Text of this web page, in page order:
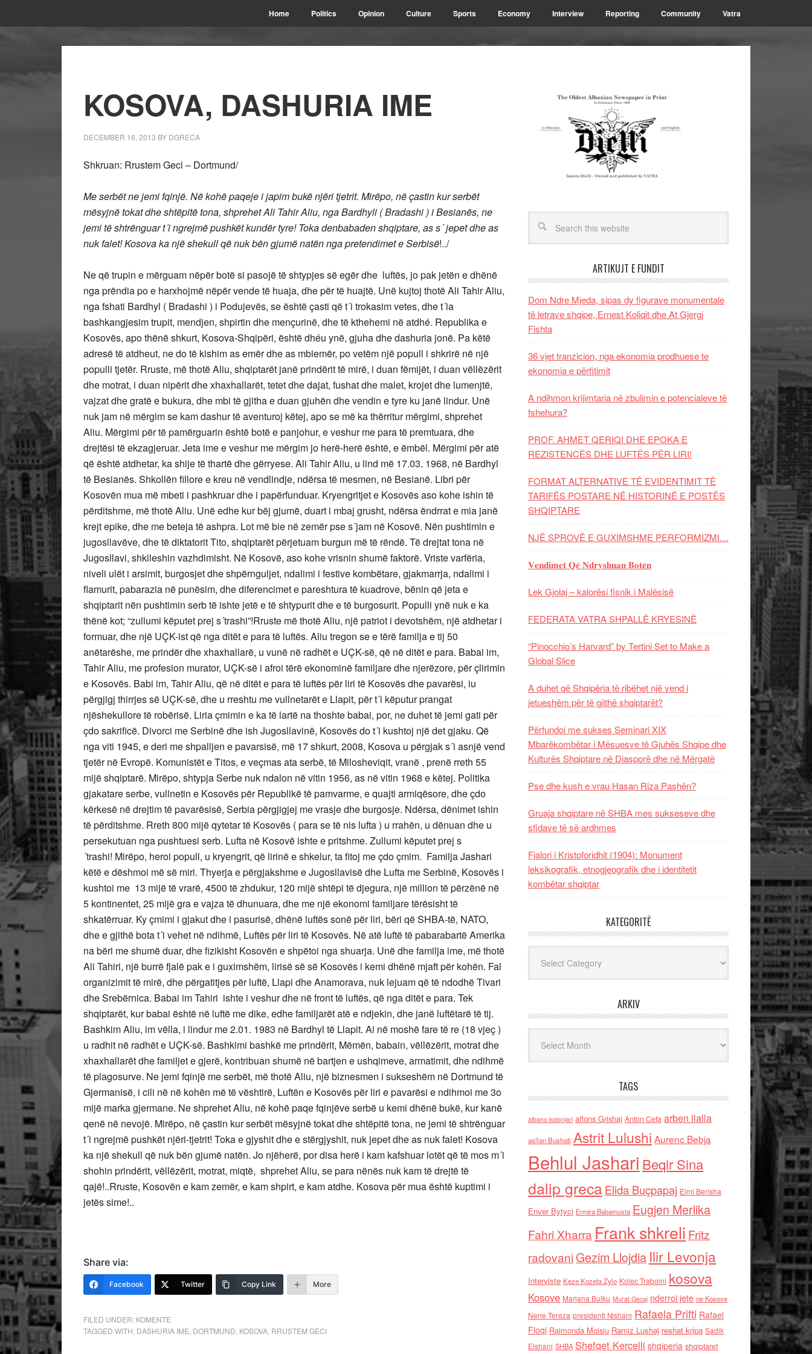
Home Politics Opinion Culture Sports Economy Interview Reporting Community Vatra
KOSOVA, DASHURIA IME
DECEMBER 16, 2013 BY DGRECA
Shkruan: Rrustem Geci – Dortmund/
Me serbët ne jemi fqinjë. Në kohë paqeje i japim bukë njëri tjetrit. Mirëpo, në çastin kur serbët
mësyjnë tokat dhe shtëpitë tona, shprehet Ali Tahir Aliu, nga Bardhyli ( Bradashi ) i Besianës, ne
jemi të shtrënguar t´i ngrejmë pushkët kundër tyre! Toka denbabaden shqiptare, as s´ jepet dhe as
nuk falet! Kosova ka një shekull që nuk bën gjumë natën nga pretendimet e Serbisë!../
Ne që trupin e mërguam nëpër botë si pasojë të shtypjes së egër dhe luftës, jo pak jetën e dhënë
nga prëndia po e harxhojmë nëpër vende të huaja, dhe për të huajtë. Unë kujtoj thotë Ali Tahir Aliu,
nga fshati Bardhyl ( Bradashi ) i Podujevës, se është çasti që t´i trokasim vetes, dhe t´ia
bashkangjesim trupit, mendjen, shpirtin dhe mençurinë, dhe të kthehemi në atdhé. Republika e
Kosovës, apo thënë shkurt, Kosova-Shqipëri, është dhéu ynë, gjuha dhe dashuria jonë. Pa këtë
adresë të atdheut, ne do të kishim as emër dhe as mbiemër, po vetëm një popull i shkrirë në një
populli tjetër. Rruste, më thotë Aliu, shqiptarët janë prindërit të mirë, i duan fëmijët, i duan vëllëzërit
dhe motrat, i duan nipërit dhe xhaxhallarët, tetet dhe dajat, fushat dhe malet, krojet dhe lumenjtë,
vajzat dhe gratë e bukura, dhe mbi të gjitha e duan gjuhën dhe vendin e tyre ku janë lindur. Unë
nuk jam në mërgim se kam dashur të aventuroj këtej, apo se më ka thërritur mërgimi, shprehet
Aliu. Mërgimi për të pamërguarin është botë e panjohur, e veshur me para të premtuara, dhe
drejtësi të ekzagjeruar. Jeta ime e veshur me mërgim jo herë-herë është, e ëmbël. Mërgimi për atë
që është atdhetar, ka shije të thartë dhe gërryese. Ali Tahir Aliu, u lind më 17.03. 1968, në Bardhyl
të Besianës. Shkollën fillore e kreu në vendlindje, ndërsa të mesmen, në Besianë. Libri për
Kosovën mua më mbeti i pashkruar dhe i papërfunduar. Kryengritjet e Kosovës aso kohe ishin të
përditshme, më thotë Aliu. Unë edhe kur bëj gjumë, duart i mbaj grusht, ndërsa ëndrrat e mia janë
krejt epike, dhe me beteja të ashpra. Lot më bie në zemër pse s´jam në Kosovë. Nën pushtimin e
jugosllavëve, dhe të diktatorit Tito, shqiptarët përjetuam burgun më të rëndë. Të drejtat tona në
Jugosllavi, shkileshin vazhdimisht. Në Kosovë, aso kohe vrisnin shumë faktorë. Vriste varfëria,
niveli ulët i arsimit, burgosjet dhe shpërnguljet, ndalimi i festive kombëtare, gjakmarrja, ndalimi i
flamurit, pabarazia në punësim, dhe diferencimet e pareshtura të kuadrove, bënin që jeta e
shqiptarit nën pushtimin serb të ishte jetë e të shtypurit dhe e të burgosurit. Populli ynë nuk e ka
thënë kot; “zullumi këputet prej s´trashi”!Rruste më thotë Aliu, një patriot i devotshëm, një atdhetar i
formuar, dhe një UÇK-ist që nga ditët e para të luftës. Aliu tregon se e tërë familja e tij 50
anëtarëshe, me prindër dhe xhaxhallarë, u vunë në radhët e UÇK-së, që në ditët e para. Babai im,
Tahir Aliu, me profesion murator, UÇK-së i afroi tërë ekonominë familjare dhe njerëzore, për çlirimin
e Kosovës. Babi im, Tahir Aliu, që në ditët e para të luftës për liri të Kosovës dhe pavarësi, iu
përgjigj thirrjes së UÇK-së, dhe u rreshtu me vullnetarët e Llapit, për t´i këputur prangat
njëshekullore të robërisë. Liria çmimin e ka të lartë na thoshte babai, por, ne duhet të jemi gati për
çdo sakrificë. Divorci me Serbinë dhe ish Jugosllavinë, Kosovës do t´i kushtoj një det gjaku. Që
nga viti 1945, e deri me shpalljen e pavarsisë, më 17 shkurt, 2008, Kosova u përgjak s´i asnjë vend
tjetër në Evropë. Komunistët e Titos, e veçmas ata serbë, të Milosheviqit, vranë , prenë rreth 55
mijë shqiptarë. Mirëpo, shtypja Serbe nuk ndalon në vitin 1956, as në vitin 1968 e këtej. Politika
gjakatare serbe, vullnetin e Kosovës për Republikë të pamvarme, e quajti armiqësore, dhe çdo
kërkesë në drejtim të pavarësisë, Serbia përgjigjej me vrasje dhe burgosje. Ndërsa, dënimet ishin
të përditshme. Rreth 800 mijë qytetar të Kosovës ( para se të nis lufta ) u rrahën, u dënuan dhe u
persekutuan nga pushtuesi serb. Lufta në Kosovë ishte e pritshme. Zullumi këputet prej s
´trashi! Mirëpo, heroi popull, u kryengrit, që lirinë e shkelur, ta fitoj me çdo çmim. Familja Jashari
këtë e dëshmoi më së miri. Thyerja e përgjakshme e Jugosllavisë dhe Lufta me Serbinë, Kosovës i
kushtoi me 13 mijë të vrarë, 4500 të zhdukur, 120 mijë shtëpi të djegura, një million të përzënë në
5 kontinentet, 25 mijë gra e vajza të dhunuara, dhe me një ekonomi familjare tërësisht të
shkatërruar. Ky çmimi i gjakut dhe i pasurisë, dhënë luftës sonë për liri, bëri që SHBA-të, NATO,
dhe e gjithë bota t´i vehet në ndihmë, Luftës për liri të Kosovës. Në atë luftë të pabarabartë Amerika
na bëri me shumë duar, dhe fizikisht Kosovën e shpëtoi nga shuarja. Unë dhe familja ime, më thotë
Ali Tahiri, një burrë fjalë pak e i guximshëm, lirisë së së Kosovës i kemi dhënë mjaft për kohën. Fal
organizimit të mirë, dhe përgatitjes për luftë, Llapi dhe Anamorava, nuk lejuam që të ndodhë Tivari
dhe Srebërnica. Babai im Tahiri ishte i veshur dhe në front të luftës, që nga ditët e para. Tek
shqiptarët, kur babai është në luftë me dike, edhe familjarët atë e ndjekin, dhe janë luftëtarë të tij.
Bashkim Aliu, im vëlla, i lindur me 2.01. 1983 në Bardhyl të Llapit. Ai në moshë fare të re (18 vjeç )
u radhit në radhët e UÇK-së. Bashkimi bashkë me prindërit, Mëmën, babain, vëllëzërit, motrat dhe
xhaxhallarët dhe familjet e gjerë, kontribuan shumë në bartjen e ushqimeve, armatimit, dhe ndihmë
të plagosurve. Ne jemi fqinjë me serbët, më thotë Aliu, një biznesmen i sukseshëm në Dortmund të
Gjermanisë, i cili në në kohën më të vështirë, Luftën e Kosovës për liri e pavarësi e ndihmoi me 3o
mijë marka gjermane. Ne shprehet Aliu, në kohë paqe fqinjëve serbë u kemi dhënë bukë, kur kanë
qenë në nevojë. Mirëpo, në çastin kur serbët mësyjnë tokat dhe shtëpitë tona, ne jemi të shtrënguar
t´i ngrejmë pushkët njëri-tjetrit! Toka e gjyshit dhe e stërgjyshit, nuk jepet dhe as nuk falet! Kosova
ka një shekull që nuk bën gjumë natën. Jo njëherë, por disa herë i kam kafshuar lotët që të mos m´i
shohin prindërit, vëllëzërit, motrat, miqtë, shprehet Aliu, se para nënës nuk kam të drejtë të
qajë!..Rruste, Kosovën e kam zemër, e kam shpirt, e kam atdhe. Kosova për mua është kuptimi i
jetës sime!..
Share via:
Facebook Twitter Copy Link More
FILED UNDER: KOMENTE
TAGGED WITH: DASHURIA IME DORTMUND KOSOVA RRUSTEM GECI
ARTIKUJT E FUNDIT
Dom Ndre Mjeda, sipas dy figurave monumentale
të letrave shqipe, Ernest Koliqit dhe At Gjergj
Fishta
36 vjet tranzicion, nga ekonomia prodhuese te
ekonomia e përfitimit
A ndihmon krijimtaria në zbulimin e potencialeve të
fshehura?
PROF. AHMET QERIQI DHE EPOKA E
REZISTENCЁS DHE LUFTЁS PЁR LIRI!
FORMAT ALTERNATIVE TË EVIDENTIMIT TË
TARIFËS POSTARE NË HISTORINË E POSTËS
SHQIPTARE
NJË SPROVË E GUXIMSHME PERFORMIZMI…
𝐕𝐞𝐧𝐝𝐢𝐦𝐞𝐭 𝐐𝐞̈ 𝐍𝐝𝐫𝐲𝐬𝐡𝐮𝐚𝐧 𝐁𝐨𝐭𝐞̈𝐧
Lek Gjolaj – kalorësi fisnik i Malësisë
FEDERATA VATRA SHPALLË KRYESINË
“Pinocchio’s Harvard” by Tertini Set to Make a
Global Slice
A duhet që Shqipëria të ribëhet një vend i
jetueshëm për të gjithë shqiptarët?
Përfundoi me sukses Seminari XIX
Mbarëkombëtar i Mësuesve të Gjuhës Shqipe dhe
Kulturës Shqiptare në Diasporë dhe në Mërgatë
Pse dhe kush e vrau Hasan Riza Pashën?
Gruaja shqiptare në SHBA mes sukseseve dhe
sfidave të së ardhmes
Fjalori i Kristoforidhit (1904): Monument
leksikografik, etnogjeografik dhe i identitetit
kombëtar shqiptar
KATEGORITË
ARKIV
TAGS
albano kolonjari alfons Grishaj Anton Cefa arben llalla
asllan Bushati Astrit Lulushi Aurenc Bebja
Behlul Jashari Beqir Sina
dalip grecaElida Buçpapaj Elmi Berisha
Enver Bytyci Ermira Babamusta Eugjen Merlika
Fahri Xharra Frank shkreli Fritz
radovaniGezim Llojdia Ilir Levonja
Interviste Keze Kozeta Zylo Kolec Traboini kosova
Kosove Marjana Bulku Murat Gecaj nderroi jete ne Kosove
Nene Tereza presidenti Nishani Rafaela Prifti Rafael
Floqi Raimonda Moisiu Ramiz Lushaj reshat kripa Sadik
Elshani SHBA Shefqet Kercelli shqiperia shqiptaret